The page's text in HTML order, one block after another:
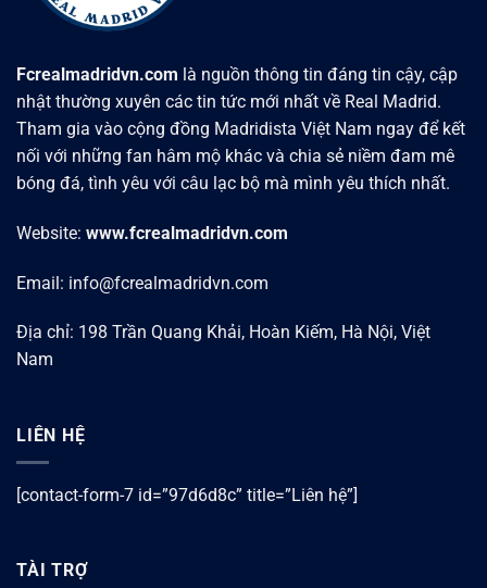
Fcrealmadridvn.com là nguồn thông tin đáng tin cậy, cập
nhật thường xuyên các tin tức mới nhất về Real Madrid.
Tham gia vào cộng đồng Madridista Việt Nam ngay để kết
nối với những fan hâm mộ khác và chia sẻ niềm đam mê
bóng đá, tình yêu với câu lạc bộ mà mình yêu thích nhất.
Website: www.fcrealmadridvn.com
Email: info@fcrealmadridvn.com
Địa chỉ: 198 Trần Quang Khải, Hoàn Kiếm, Hà Nội, Việt
Nam
LIÊN HỆ
[contact-form-7 id=”97d6d8c” title=”Liên hệ”]
TÀI TRỢ